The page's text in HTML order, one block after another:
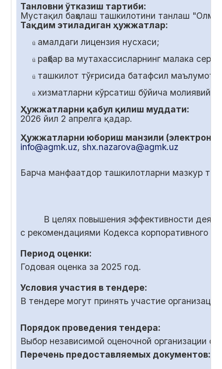
Танловни ўтказиш тартиби:
Мустақил баҳолаш ташкилотини танлаш
Тақдим этиладиган ҳужжатлар:
ü амалдаги лицензия нусхаси;
ü раҳбар ва мутахассисларнинг малака
ü ташкилот тўғрисида батафсил маълумот;
ü хизматларни кўрсатиш бўйича молиявий
Ҳужжатларни қабул қилиш муддати:
2026 йил 2 апрелга қадар.
Ҳужжатларни юбориш манзили (электрон
info@agmk.uz, shx.nazarova@agmk.uz
Барча манфаатдор ташкилотларни мазкур
В целях повышения эффективности
с рекомендациями Кодекса корпоративного
Период оценки:
Годовая оценка за 2025 год.
Условия участия в тендере:
В тендере могут принять участие
Порядок проведения тендера:
Выбор независимой оценочной организации
Перечень предоставляемых документов: